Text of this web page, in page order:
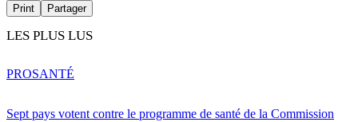
Print Partager
LES PLUS LUS
Sept pays votent contre le programme de santé de la Commission
PROSANTÉ